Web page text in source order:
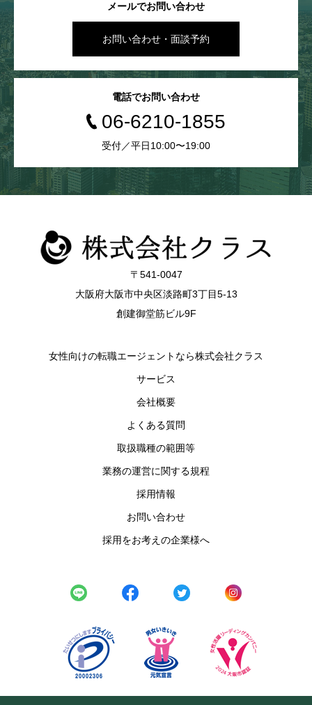
e) 個人情報の取扱いの委託を行う場合
当社は、前記c)の利用目的達成のために必要な
範囲内で、当社が信頼に足ると判断した協力会
社(情報処理等の業務委託先など)に委託する場
合があります。
f) 個人情報の開示等の請求について
当社は、開示対象個人情報について、利用目的
の通知、開示、訂正、追加又は削除、利用の停
止、消去又は第三者への提供の停止を求められ
g) 個人情報の提供の任意性
個人情報の提供は任意です。ご提供いただけな
い場合は、お問合せについて正確なご回答を行
うことができない可能性があります。
当社では、ご本人様が容易に認識出来ない方法
(CookieやWebビーコン等)
個人情報を取得することは一切いたしません。
メールでお問い合わせ
お問い合わせ・面談予約
電話でお問い合わせ
06-6210-1855
受付／平日10:00〜19:00
〒541-0047
大阪府大阪市中央区淡路町3丁目5-13
創建御堂筋ビル9F
女性向けの転職エージェントなら株式会社クラス
サービス
会社概要
よくある質問
取扱職種の範囲等
業務の運営に関する規程
採用情報
お問い合わせ
採用をお考えの企業様へ